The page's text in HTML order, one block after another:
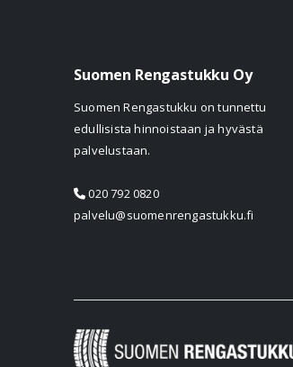
Suomen Rengastukku Oy
Suomen Rengastukku on tunnettu
edullisista hinnoistaan ja hyvästä
palvelustaan.
020 792 0820
palvelu@suomenrengastukku.fi